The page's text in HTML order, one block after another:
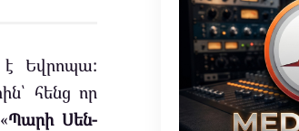
է Եվրոպա:
հենց որ
Պարի Սեն-